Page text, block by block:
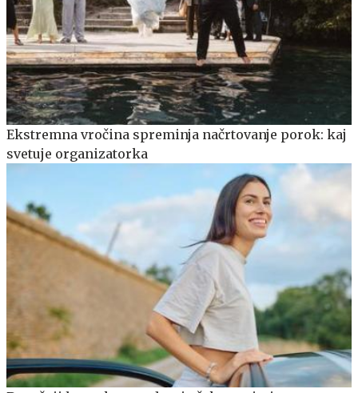
Ekstremna vročina spreminja načrtovanje porok: kaj
svetuje organizatorka